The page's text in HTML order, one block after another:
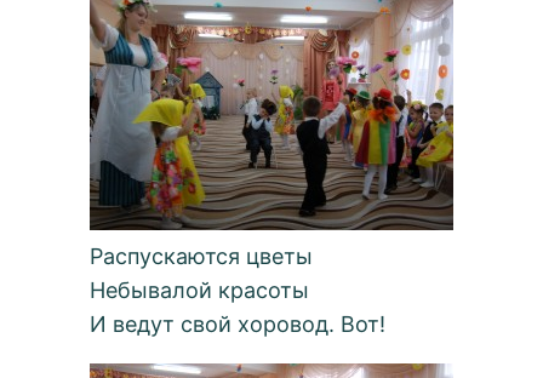
Распускаются цветы
Небывалой красоты
И ведут свой хоровод. Вот!